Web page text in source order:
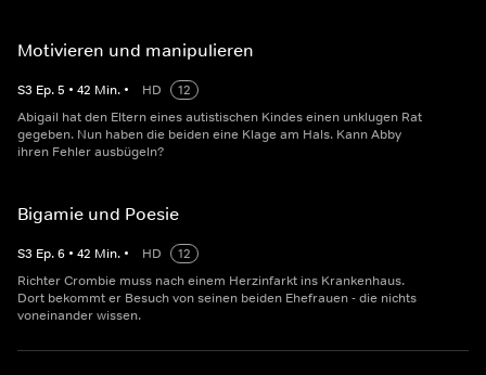
Motivieren und manipulieren
S3 Ep.5 • 42 Min. • HD
12
Abigail hat den Eltern eines autistischen Kindes einen unklugen Rat
gegeben. Nun haben die beiden eine Klage am Hals. Kann Abby
ihren Fehler ausbügeln?
Bigamie und Poesie
S3 Ep.6 • 42 Min. • HD
12
Richter Crombie muss nach einem Herzinfarkt ins Krankenhaus.
Dort bekommt er Besuch von seinen beiden Ehefrauen - die nichts
voneinander wissen.